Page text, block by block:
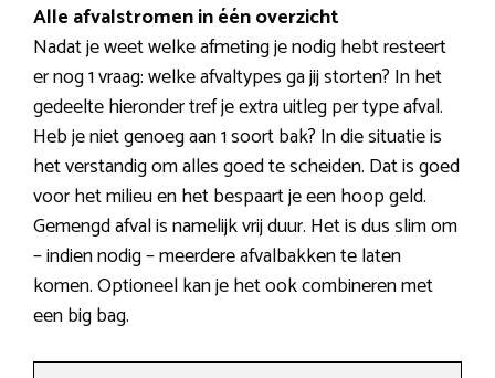
Alle afvalstromen in één overzicht
Nadat je weet welke afmeting je nodig hebt resteert
er nog 1 vraag: welke afvaltypes ga jij storten? In het
gedeelte hieronder tref je extra uitleg per type afval.
Heb je niet genoeg aan 1 soort bak? In die situatie is
het verstandig om alles goed te scheiden. Dat is goed
voor het milieu en het bespaart je een hoop geld.
Gemengd afval is namelijk vrij duur. Het is dus slim om
– indien nodig – meerdere afvalbakken te laten
komen. Optioneel kan je het ook combineren met
een big bag.